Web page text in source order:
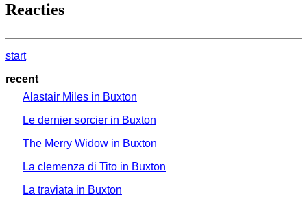
Reacties
start
recent
Alastair Miles in Buxton
Le dernier sorcier in Buxton
The Merry Widow in Buxton
La clemenza di Tito in Buxton
La traviata in Buxton